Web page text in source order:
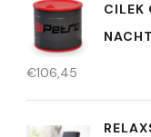
CILEK
€106,45